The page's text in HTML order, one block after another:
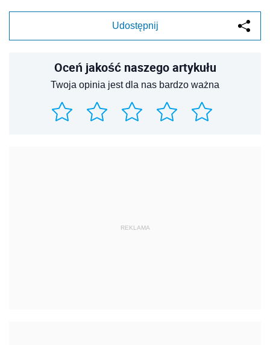
Udostępnij
Oceń jakość naszego artykułu
Twoja opinia jest dla nas bardzo ważna
REKLAMA